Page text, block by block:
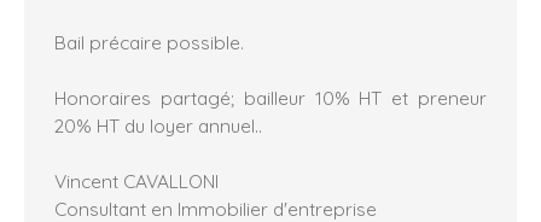
Bail précaire possible.
Honoraires partagé; bailleur 10% HT et preneur
20% HT du loyer annuel..
Vincent CAVALLONI
Consultant en Immobilier d'entreprise